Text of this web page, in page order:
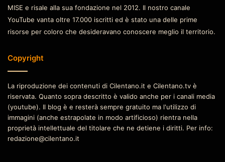
MISE e risale alla sua fondazione nel 2012. Il nostro canale
YouTube vanta oltre 17.000 iscritti ed è stato una delle prime
risorse per coloro che desideravano conoscere meglio il territorio.
Copyright
La riproduzione dei contenuti di Cilentano.it e Cilentano.tv è
riservata. Quanto sopra descritto è valido anche per i canali media
(youtube). Il blog è e resterà sempre gratuito ma l'utilizzo di
immagini (anche estrapolate in modo artificioso) rientra nella
proprietà intellettuale del titolare che ne detiene i diritti. Per info:
redazione@cilentano.it